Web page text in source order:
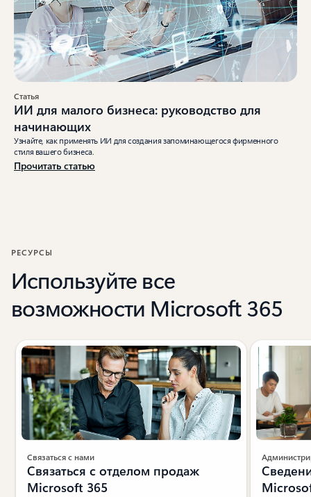
Статья
ИИ для малого бизнеса: руководство для
начинающих
Узнайте, как применять ИИ для создания запоминающегося фирменного
стиля вашего бизнеса.
Прочитать статью
РЕСУРСЫ
Используйте все
возможности Microsoft 365
Показан слайд 1 из 5
Связаться с нами
Связаться с отделом продаж
Microsoft 365